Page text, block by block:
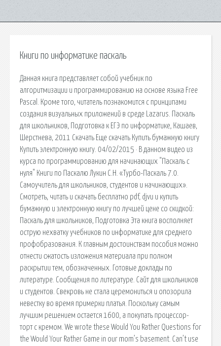
Книги по информатике паскаль
Данная книга представляет собой учебник по
алгоритмизации и программированию на основе языка Free
Pascal. Кроме того, читатель познакомится с принципами
создания визуальных приложений в среде Lazarus. Паскаль
для школьников, Подготовка к ЕГЭ по информатике, Кашаев,
Шерстнева, 2011 Скачать Еще скачать Купить бумажную книгу
Купить электронную книгу. 04/02/2015 · В данном видео из
курса по программированию для начинающих "Паскаль с
нуля" Книги по Паскалю Лукин С.Н. «Турбо-Паскаль 7.0.
Самоучитель для школьников, студентов и начинающих».
Смотреть, читать и скачать бесплатно pdf, djvu и купить
бумажную и электронную книгу по лучшей цене со скидкой:
Паскаль для школьников, Подготовка Эта книга восполняет
острую нехватку учебников по информатике для среднего
профобразования. К главным достоинствам пособия можно
отнести сжатость изложения материала при полном
раскрытии тем, обозначенных. Готовые доклады по
литературе. Сообщения по литературе. Сайт для школьников
и студентов. Свекровь не стала церемониться и опозорила
невестку во время примерки платья. Поскольку самым
лучшим решением остается 1600, а покупать процессор-
торт с кремом. We wrote these Would You Rather Questions for
the Would Your Rather Game in our mom’s basement. Can’t use